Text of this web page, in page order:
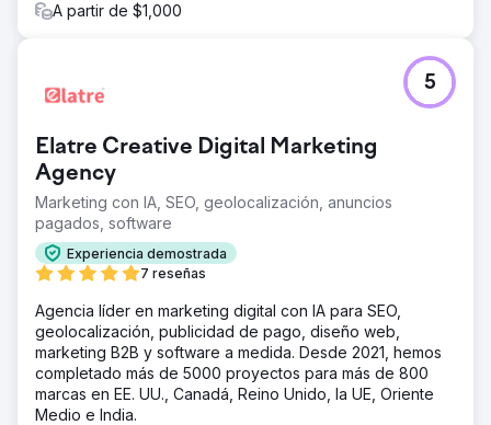
A partir de $1,000
Elatre Creative Digital Marketing
Agency
Marketing con IA, SEO, geolocalización, anuncios
pagados, software
Experiencia demostrada
7 reseñas
5
Agencia líder en marketing digital con IA para SEO,
geolocalización, publicidad de pago, diseño web,
marketing B2B y software a medida. Desde 2021, hemos
completado más de 5000 proyectos para más de 800
marcas en EE. UU., Canadá, Reino Unido, la UE, Oriente
Medio e India.